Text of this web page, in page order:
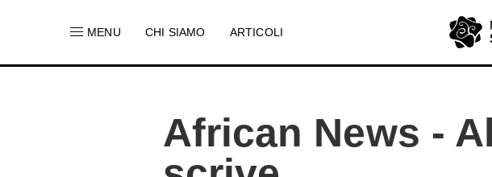
MENU CHI SIAMO ARTICOLI
African News -